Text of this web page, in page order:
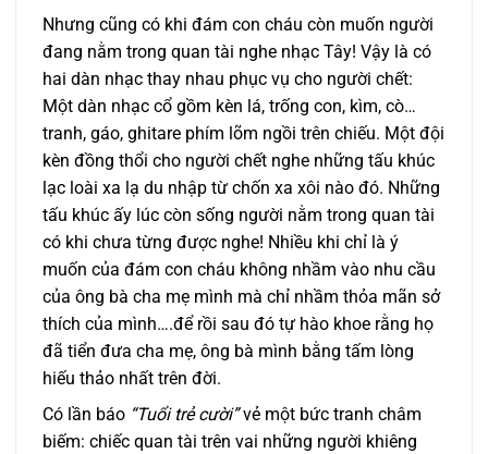
Nhưng cũng có khi đám con cháu còn muốn người
đang nằm trong quan tài nghe nhạc Tây! Vậy là có
hai dàn nhạc thay nhau phục vụ cho người chết:
Một dàn nhạc cổ gồm kèn lá, trống con, kìm, cò…
tranh, gáo, ghitare phím lõm ngồi trên chiếu. Một đội
kèn đồng thổi cho người chết nghe những tấu khúc
lạc loài xa lạ du nhập từ chốn xa xôi nào đó. Những
tấu khúc ấy lúc còn sống người nằm trong quan tài
có khi chưa từng được nghe! Nhiều khi chỉ là ý
muốn của đám con cháu không nhầm vào nhu cầu
của ông bà cha mẹ mình mà chỉ nhầm thỏa mãn sở
thích của mình….để rồi sau đó tự hào khoe rằng họ
đã tiển đưa cha mẹ, ông bà mình bằng tấm lòng
hiếu thảo nhất trên đời.
Có lần báo “Tuổi trẻ cười”vẻ một bức tranh châm
biếm: chiếc quan tài trên vai những người khiêng